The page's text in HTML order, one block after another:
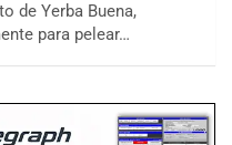
de Yerba Buena,
para pelear…